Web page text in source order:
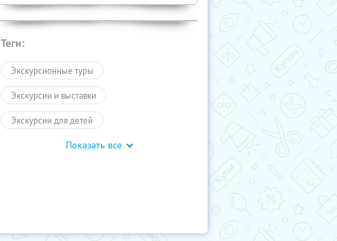
Теги:
Экскурсионные туры
Экскурсии и выставки
Экскурсии для детей
Автобусные экскурсии
Показать все